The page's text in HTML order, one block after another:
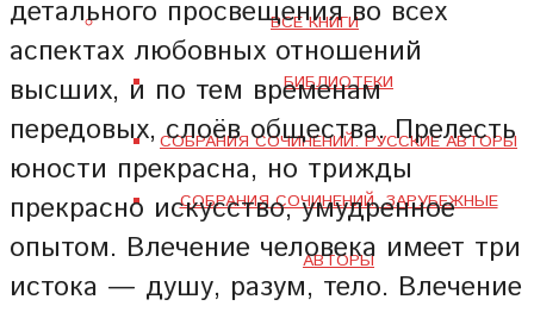
ВСЕ КНИГИ
БИБЛИОТЕКИ
СОБРАНИЯ СОЧИНЕНИЙ. РУССКИЕ АВТОРЫ
СОБРАНИЯ СОЧИНЕНИЙ. ЗАРУБЕЖНЫЕ
АВТОРЫ
детального просвещения во всех
аспектах любовных отношений
высших, и по тем временам
передовых, слоёв общества. Прелесть
юности прекрасна, но трижды
прекрасно искусство, умудренное
опытом. Влечение человека имеет три
истока — душу, разум, тело. Влечение